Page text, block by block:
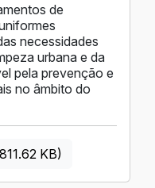
de
necessidades
urbana e da
pela prevenção e
no âmbito do
KB)